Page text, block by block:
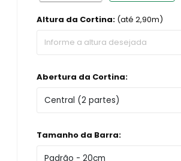
Altura da Cortina: (até 2,90m)
Abertura da Cortina:
Tamanho da Barra: